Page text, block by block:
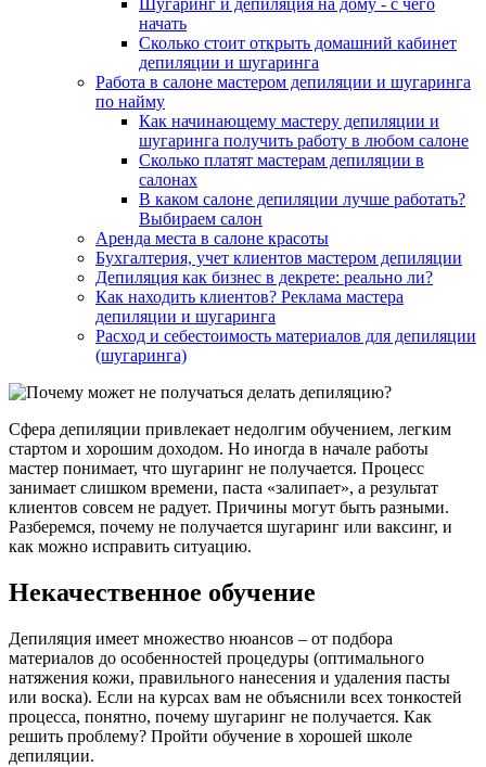
Шугаринг и депиляция на дому - с чего
начать
Сколько стоит открыть домашний кабинет
депиляции и шугаринга
Работа в салоне мастером депиляции и шугаринга
по найму
Как начинающему мастеру депиляции и
шугаринга получить работу в любом салоне
Сколько платят мастерам депиляции в
салонах
В каком салоне депиляции лучше работать?
Выбираем салон
Аренда места в салоне красоты
Бухгалтерия, учет клиентов мастером депиляции
Депиляция как бизнес в декрете: реально ли?
Как находить клиентов? Реклама мастера
депиляции и шугаринга
Расход и себестоимость материалов для депиляции
(шугаринга)
Сфера депиляции привлекает недолгим обучением, легким
стартом и хорошим доходом. Но иногда в начале работы
мастер понимает, что шугаринг не получается. Процесс
занимает слишком времени, паста «залипает», а результат
клиентов совсем не радует. Причины могут быть разными.
Разберемся, почему не получается шугаринг или ваксинг, и
как можно исправить ситуацию.
Некачественное обучение
Депиляция имеет множество нюансов – от подбора
материалов до особенностей процедуры (оптимального
натяжения кожи, правильного нанесения и удаления пасты
или воска). Если на курсах вам не объяснили всех тонкостей
процесса, понятно, почему шугаринг не получается. Как
решить проблему? Пройти обучение в хорошей школе
депиляции.